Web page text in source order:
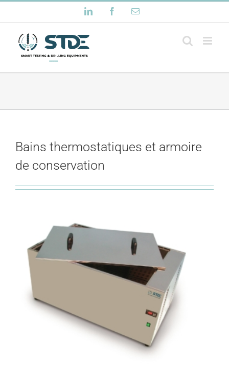
au
contenu
LinkedIn FacebookEmail
Bains thermostatiques et armoire
de conservation